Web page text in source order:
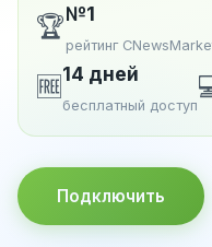
🏆№1
рейтинг
🆓14 дней
бесплатный доступ
Подключить